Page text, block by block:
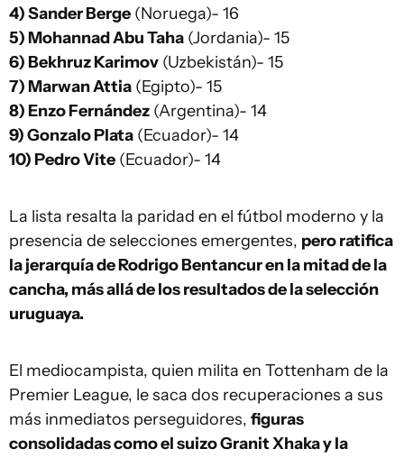
4) Sander Berge (Noruega)- 16
5) Mohannad Abu Taha (Jordania)- 15
6) Bekhruz Karimov (Uzbekistán)- 15
7) Marwan Attia (Egipto)- 15
8) Enzo Fernández (Argentina)- 14
9) Gonzalo Plata (Ecuador)- 14
10) Pedro Vite (Ecuador)- 14
La lista resalta la paridad en el fútbol moderno y la
presencia de selecciones emergentes, pero ratifica
la jerarquía de Rodrigo Bentancur en la mitad de la
cancha, más allá de los resultados de la selección
uruguaya.
El mediocampista, quien milita en Tottenham de la
Premier League, le saca dos recuperaciones a sus
más inmediatos perseguidores, figuras
consolidadas como el suizo Granit Xhaka y la